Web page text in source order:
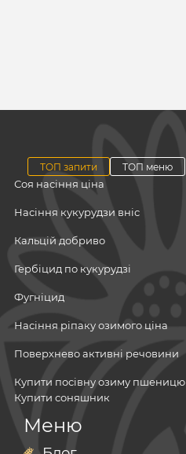
ТОП запити ТОП меню
Соя насіння ціна
Насіння кукурудзи вніс
Кальцій добриво
Гербіцид по кукурудзі
Фугніцид
Насіння ріпаку озимого ціна
Поверхнево активні речовини
Купити посівну озиму пшеницю
Купити соняшник
Кукурудза насіння
Посівний матеріал
Мінеральні добрива
Мікродобрива
Меню